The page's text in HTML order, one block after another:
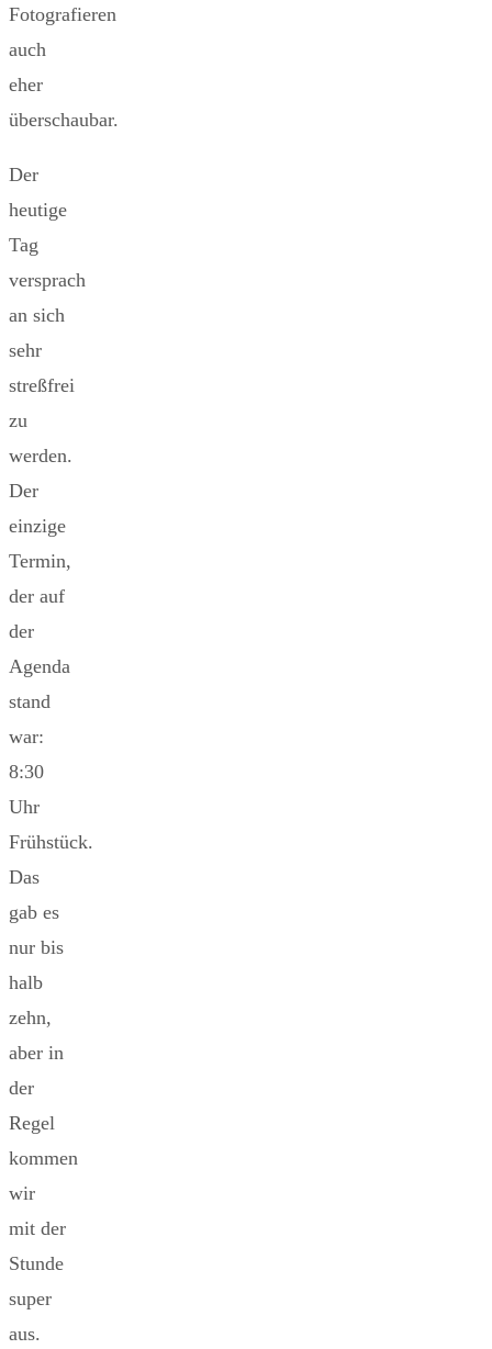
Fotografieren
auch
eher
überschaubar.
Der
heutige
Tag
versprach
an sich
sehr
streßfrei
zu
werden.
Der
einzige
Termin,
der auf
der
Agenda
stand
war:
8:30
Uhr
Frühstück.
Das
gab es
nur bis
halb
zehn,
aber in
der
Regel
kommen
wir
mit der
Stunde
super
aus.